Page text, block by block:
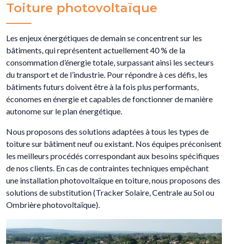
Toiture photovoltaïque
Les enjeux énergétiques de demain se concentrent sur les
bâtiments, qui représentent actuellement 40 % de la
consommation d’énergie totale, surpassant ainsi les secteurs
du transport et de l’industrie. Pour répondre à ces défis, les
bâtiments futurs doivent être à la fois plus performants,
économes en énergie et capables de fonctionner de manière
autonome sur le plan énergétique.
Nous proposons des solutions adaptées à tous les types de
toiture sur bâtiment neuf ou existant. Nos équipes préconisent
les meilleurs procédés correspondant aux besoins spécifiques
de nos clients. En cas de contraintes techniques empêchant
une installation photovoltaïque en toiture, nous proposons des
solutions de substitution (Tracker Solaire, Centrale au Sol ou
Ombrière photovoltaïque).